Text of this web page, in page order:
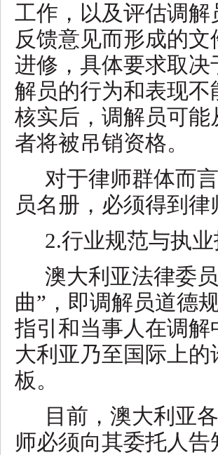
工作，以及评估调
反馈意见而形成的
进修，具体要求取
解员的行为和表现
核实后，调解员可
者将被吊销资格。
对于律师群体而
员名册，必须得到
2.行业规范与执业
澳大利亚法律委
曲”，即调解员道德
指引和当事人在调
大利亚乃至国际上
板。
目前，澳大利亚
师必须向其委托人